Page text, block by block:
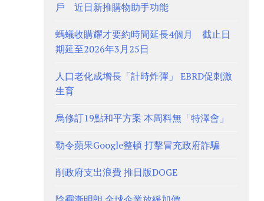
戶 近日新推購物助手功能
螞蟻收購耀才要約時間延長4個月 截止日
期延至2026年3月25日
人口老化成增長「計時炸彈」 EBRD促刺激
生育
烏修訂19點和平方案 本周料無「特澤會」
勒令蘋果Google整頓 打擊冒充政府詐騙
削政府支出浪費 推日版DOGE